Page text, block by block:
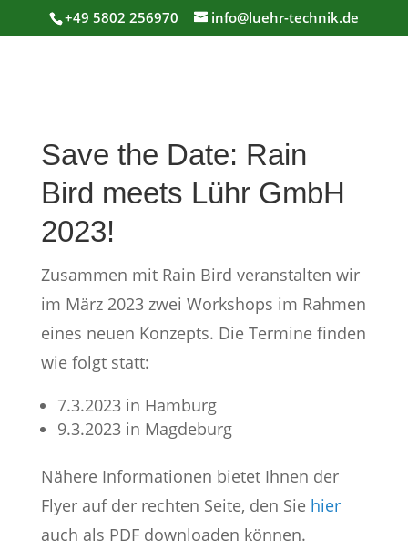
+49 5802 256970 info@luehr-technik.de
Save the Date: Rain
Bird meets Lühr GmbH
2023!
Zusammen mit Rain Bird veranstalten wir
im März 2023 zwei Workshops im Rahmen
eines neuen Konzepts. Die Termine finden
wie folgt statt:
7.3.2023 in Hamburg
9.3.2023 in Magdeburg
Nähere Informationen bietet Ihnen der
Flyer auf der rechten Seite, den Sie hier
auch als PDF downloaden können.